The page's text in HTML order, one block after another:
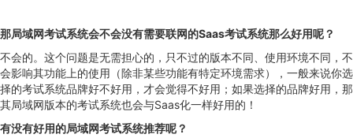
那局域网考试系统会不会没有需要联网的Saas考试系统那么好用呢？
不会的。这个问题是无需担心的，只不过的版本不同、使用环境不同，不
会影响其功能上的使用（除非某些功能有特定环境需求），一般来说你选
择的考试系统品牌好不好用，才会觉得不好用；如果选择的品牌好用，那
其局域网版本的考试系统也会与Saas化一样好用的！
有没有好用的局域网考试系统推荐呢？